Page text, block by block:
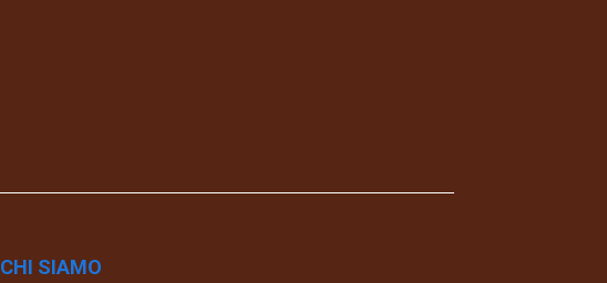
CHI SIAMO